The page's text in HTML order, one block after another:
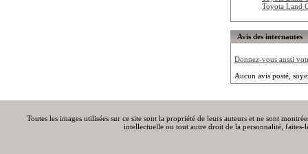
Toyota Land
Avis des internautes
Donnez-vous aussi
Aucun avis posté,
Toutes les images utilisées sur ce site sont la propriété de leurs auteurs et ne sont
intellectuelle ou tout autre droit de la personnalité,